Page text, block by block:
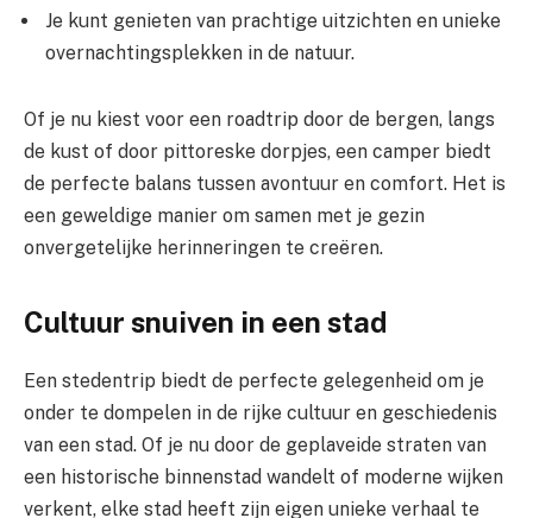
Je kunt genieten van prachtige uitzichten en unieke
overnachtingsplekken in de natuur.
Of je nu kiest voor een roadtrip door de bergen, langs
de kust of door pittoreske dorpjes, een camper biedt
de perfecte balans tussen avontuur en comfort. Het is
een geweldige manier om samen met je gezin
onvergetelijke herinneringen te creëren.
Cultuur snuiven in een stad
Een stedentrip biedt de perfecte gelegenheid om je
onder te dompelen in de rijke cultuur en geschiedenis
van een stad. Of je nu door de geplaveide straten van
een historische binnenstad wandelt of moderne wijken
verkent, elke stad heeft zijn eigen unieke verhaal te